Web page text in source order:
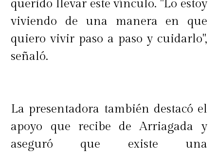
querido llevar este vínculo. "Lo estoy
viviendo de una manera en que
quiero vivir paso a paso y cuidarlo",
señaló.
La presentadora también destacó el
apoyo que recibe de Arriagada y
aseguró que existe una